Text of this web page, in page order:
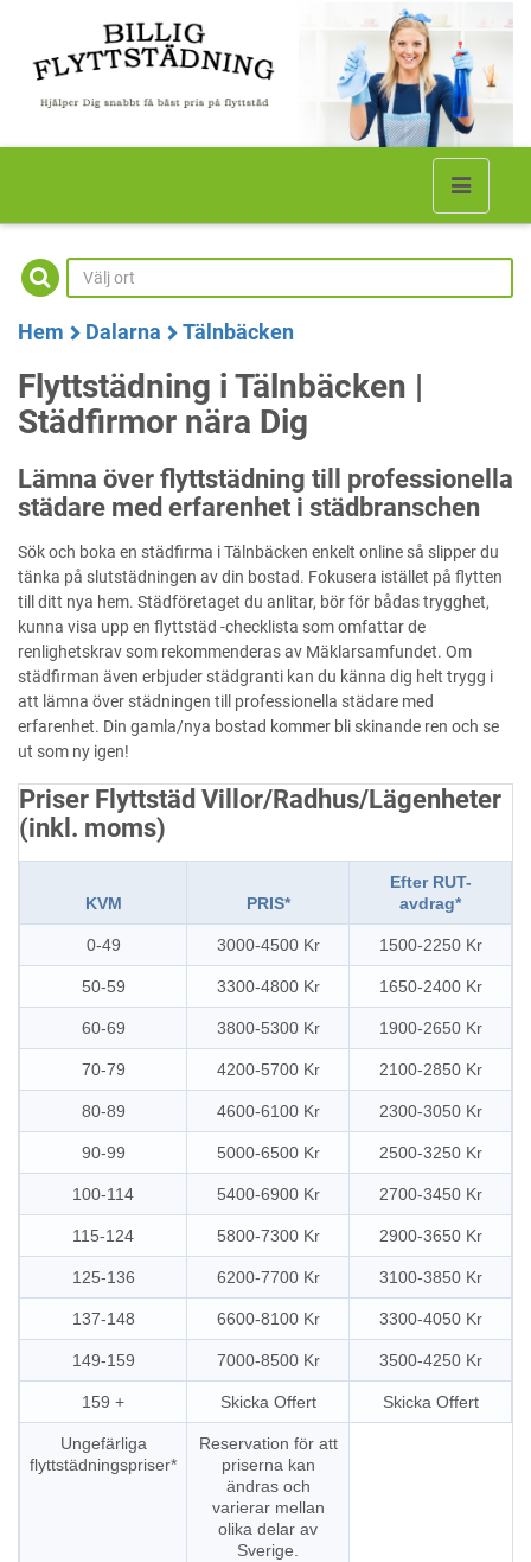
Hem Dalarna Tälnbäcken
Flyttstädning i Tälnbäcken |
Städfirmor nära Dig
Lämna över flyttstädning till professionella
städare med erfarenhet i städbranschen
Sök och boka en städfirma i Tälnbäcken enkelt online så slipper du
tänka på slutstädningen av din bostad. Fokusera istället på flytten
till ditt nya hem. Städföretaget du anlitar, bör för bådas trygghet,
kunna visa upp en flyttstäd -checklista som omfattar de
renlighetskrav som rekommenderas av Mäklarsamfundet. Om
städfirman även erbjuder städgranti kan du känna dig helt trygg i
att lämna över städningen till professionella städare med
erfarenhet. Din gamla/nya bostad kommer bli skinande ren och se
ut som ny igen!
Priser Flyttstäd Villor/Radhus/Lägenheter
(inkl. moms)
KVM PRIS*
Efter RUT-
avdrag*
0-49 3000-4500 Kr 1500-2250 Kr
50-59 3300-4800 Kr 1650-2400 Kr
60-69 3800-5300 Kr 1900-2650 Kr
70-79 4200-5700 Kr 2100-2850 Kr
80-89 4600-6100 Kr 2300-3050 Kr
90-99 5000-6500 Kr 2500-3250 Kr
100-114 5400-6900 Kr 2700-3450 Kr
115-124 5800-7300 Kr 2900-3650 Kr
125-136 6200-7700 Kr 3100-3850 Kr
137-148 6600-8100 Kr 3300-4050 Kr
149-159 7000-8500 Kr 3500-4250 Kr
159 + Skicka Offert Skicka Offert
Ungefärliga
flyttstädningspriser*
Reservation för att
priserna kan
ändras och
varierar mellan
olika delar av
Sverige.